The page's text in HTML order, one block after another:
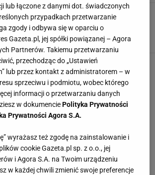
NAJNOWSZE
chcą zielonej energii, ale stawiają twardy
"To sygnał alarmowy"
w Polsce pachnie strachem. Pachnie
i znieczulicą"
żołnierz USA więziony w Rosji. Jego stan
krytyczny
lub łączone z danymi dot. świadczonych
przypadkach przetwarzanie
zgody i odbywa się w oparciu o
Gazeta.pl, jej spółki powiązanej – Agora
Partnerów. Takiemu przetwarzaniu
przechodząc do „Ustawień
lub przez kontakt z administratorem – w
sprzeciwu i podmiotu, wobec którego
informacji o przetwarzaniu danych
w dokumenciePolityka Prywatności
Prywatności Agora S.A.
wyrażasz też zgodę na zainstalowanie i
cookie Gazeta.pl sp. z o.o., jej
i Agora S.A. na Twoim urządzeniu
w każdej chwili zmienić swoje preferencje